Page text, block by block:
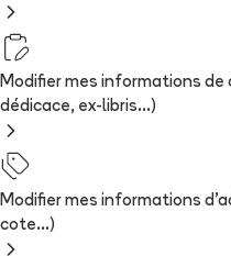
Modifier mes informations
dédicace, ex-libris...)
Modifier mes informations
cote...)